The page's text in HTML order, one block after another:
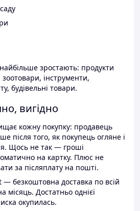
зростають: продукти
інструменти,
будівельні товари.
вигідно
кожну покупку: продавець
після того, як покупець огляне і
Щось не так — гроші
на картку. Плюс не
за післяплату на пошті.
безкоштовна доставка по всій
місяць. Достатньо однієї
окупилась.